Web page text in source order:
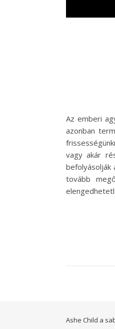
Az emberi
azonban
vagy akár
befolyásolják
tovább
Ashe Child a